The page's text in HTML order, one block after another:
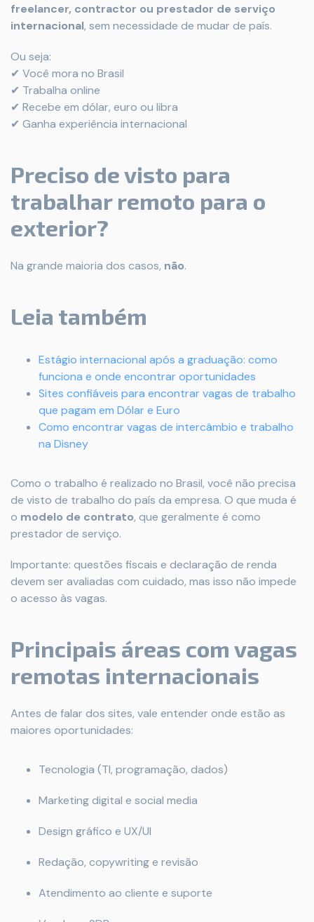
freelancer, contractor ou prestador de serviço
internacional, sem necessidade de mudar de país.
Ou seja:
✔ Você mora no Brasil
✔ Trabalha online
✔ Recebe em dólar, euro ou libra
✔ Ganha experiência internacional
Preciso de visto para
trabalhar remoto para o
exterior?
Na grande maioria dos casos, não.
Leia também
Estágio internacional após a graduação: como
funciona e onde encontrar oportunidades
Sites confiáveis para encontrar vagas de trabalho
que pagam em Dólar e Euro
Como encontrar vagas de intercâmbio e trabalho
na Disney
Como o trabalho é realizado no Brasil, você não precisa
de visto de trabalho do país da empresa. O que muda é
o modelo de contrato, que geralmente é como
prestador de serviço.
Importante: questões fiscais e declaração de renda
devem ser avaliadas com cuidado, mas isso não impede
o acesso às vagas.
Principais áreas com vagas
remotas internacionais
Antes de falar dos sites, vale entender onde estão as
maiores oportunidades:
Tecnologia (TI, programação, dados)
Marketing digital e social media
Design gráfico e UX/UI
Redação, copywriting e revisão
Atendimento ao cliente e suporte